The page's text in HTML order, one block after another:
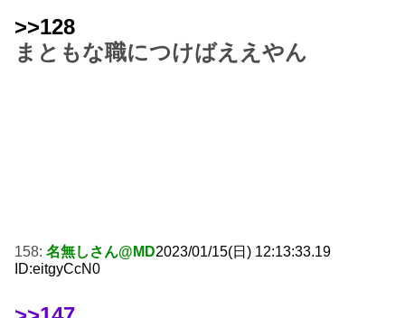
>>128
まともな職につけばええやん
158: 名無しさん@MD2023/01/15(日) 12:13:33.19
ID:eitgyCcN0